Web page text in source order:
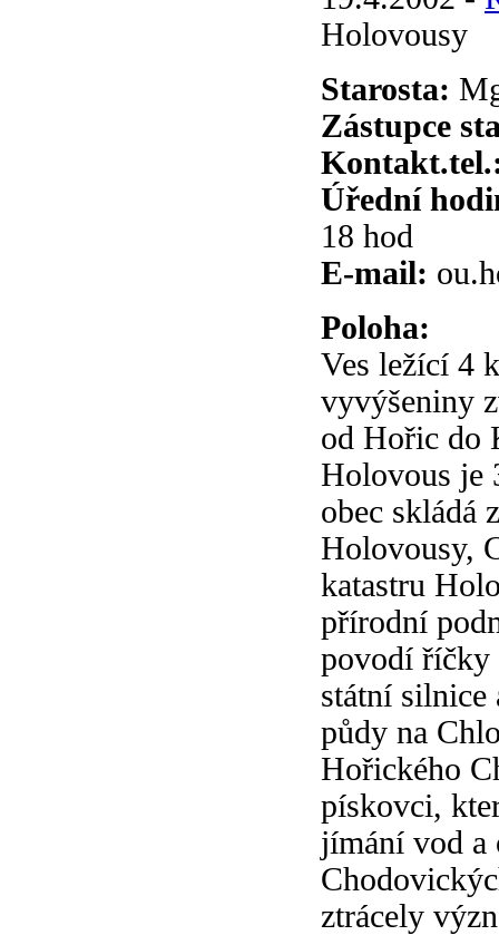
Holovousy
Starosta:
Zástupce
Úřední
18 hod
E-mail:
Poloha:
Ves ležící 4
vyvýšeniny
od Hořic do
Holovous je
obec skládá
Holovousy,
katastru
přírodní
povodí říčky
státní silnice
půdy na
Hořického
pískovci,
jímání vod a
ztrácely